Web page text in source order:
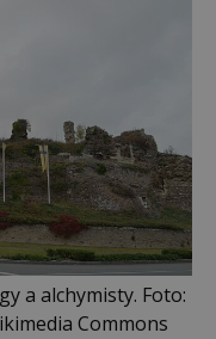
a alchymisty. Foto:
Commons